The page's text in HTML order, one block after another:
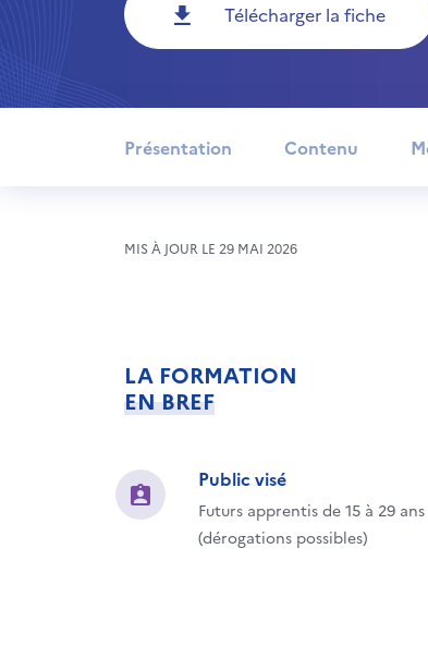
Télécharger la fiche
Présentation Contenu
MIS À JOUR LE 29 MAI 2026
LA FORMATION
EN BREF
Public visé
Futurs apprentis de 15 à 29
(dérogations possibles)